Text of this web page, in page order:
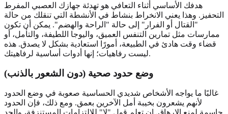
هدفك الأساسي أثناء التعافي هو تهدئة جهازك العصبي المفرط
التحفيز. وهذا يعني الانخراط بنشاط في الأنشطة التي تنقلك من حالة
"القتال أو الفرار" إلى حالة "الراحة والهضم". يمكن أن تكون
ممارسات مثل تمارين التنفس العميق، واليوجا اللطيفة، والتأمل، أو
قضاء وقت هادئ في الطبيعة، أمورًا استعادية بشكل لا يصدق. هذه
ليست رفاهيات؛ إنها أدوات أساسية لرفاهيتك.
وضع حدود صحية (دون الشعور بالذنب)
غالبًا ما يواجه الأشخاص شديدي الحساسية صعوبة في وضع الحدود
لأنهم يشعرون بخيبة أمل الآخرين بعمق. ومع ذلك، فإن الحدود